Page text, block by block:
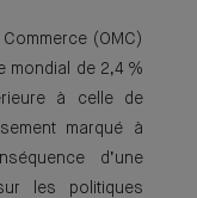
(OMC)
mondial de 2,4 %
à celle de
marqué à
d’une
les politiques